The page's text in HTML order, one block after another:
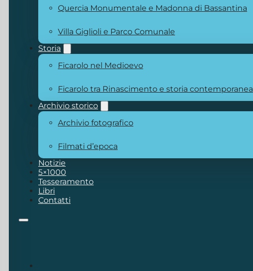
Quercia Monumentale e Madonna di Bassantina
Villa Giglioli e Parco Comunale
Storia
Ficarolo nel Medioevo
Ficarolo tra Rinascimento e storia contemporanea
Archivio storico
Archivio fotografico
Filmati d’epoca
Notizie
5×1000
Tesseramento
Libri
Contatti